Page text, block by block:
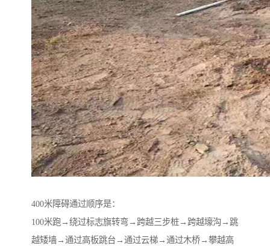
400米障碍通过顺序是：
100米跑→绕过标志旗转弯→跨越三步桩→跨越壕沟→跳
越矮墙→通过高板跳台→通过云梯→通过木桥→攀越高